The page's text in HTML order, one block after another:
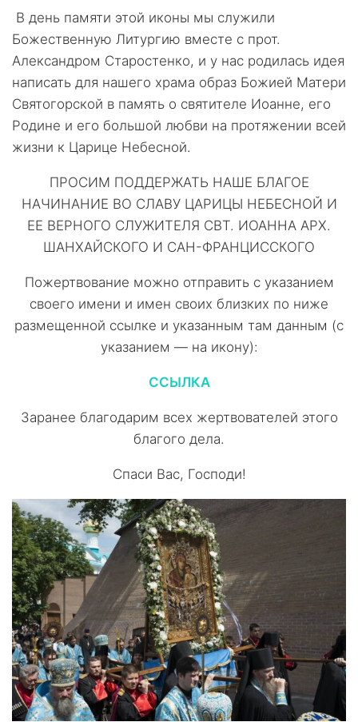
В день памяти этой иконы мы служили
Божественную Литургию вместе с прот.
Александром Старостенко, и у нас родилась идея
написать для нашего храма образ Божией Матери
Святогорской в память о святителе Иоанне, его
Родине и его большой любви на протяжении всей
жизни к Царице Небесной.
ПРОСИМ ПОДДЕРЖАТЬ НАШЕ БЛАГОЕ
НАЧИНАНИЕ ВО СЛАВУ ЦАРИЦЫ НЕБЕСНОЙ И
ЕЕ ВЕРНОГО СЛУЖИТЕЛЯ СВТ. ИОАННА АРХ.
ШАНХАЙСКОГО И САН-ФРАНЦИССКОГО
Пожертвование можно отправить с указанием
своего имени и имен своих близких по ниже
размещенной ссылке и указанным там данным (с
указанием — на икону):
ССЫЛКА
Заранее благодарим всех жертвователей этого
благого дела.
Спаси Вас, Господи!